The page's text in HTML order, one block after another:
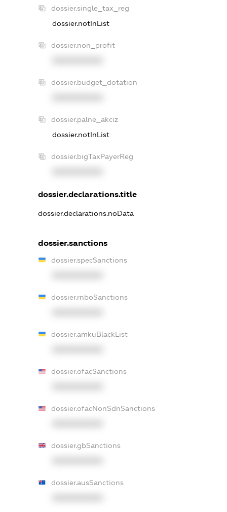
dossier.single_tax_reg
dossier.notInList
dossier.non_profit
dossier.budget_dotation
dossier.palne_akciz
dossier.notInList
dossier.bigTaxPayerReg
dossier.declarations.title
dossier.declarations.noData
dossier.sanctions
dossier.specSanctions
dossier.rnboSanctions
dossier.amkuBlackList
dossier.ofacSanctions
dossier.ofacNonSdnSanctions
dossier.gbSanctions
dossier.ausSanctions